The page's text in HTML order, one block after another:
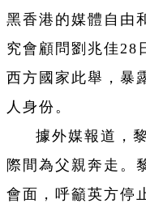
黑香港的媒體自由
究會顧問劉兆佳28
西方國家此舉，暴
人身份。
據外媒報道，
際間為父親奔走。
會面，呼籲英方停